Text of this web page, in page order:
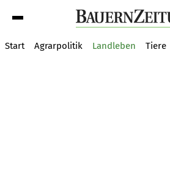
Start Agrarpolitik Landleben Tiere